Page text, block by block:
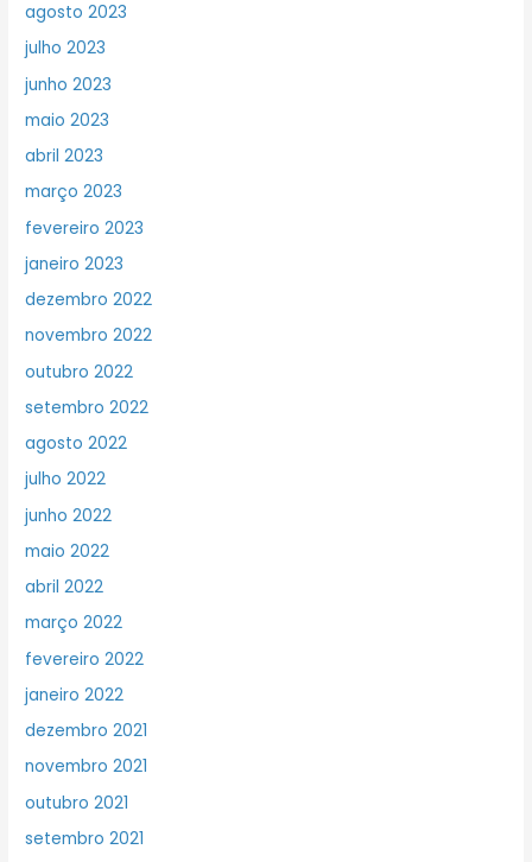
agosto 2023
julho 2023
junho 2023
maio 2023
abril 2023
março 2023
fevereiro 2023
janeiro 2023
dezembro 2022
novembro 2022
outubro 2022
setembro 2022
agosto 2022
julho 2022
junho 2022
maio 2022
abril 2022
março 2022
fevereiro 2022
janeiro 2022
dezembro 2021
novembro 2021
outubro 2021
setembro 2021